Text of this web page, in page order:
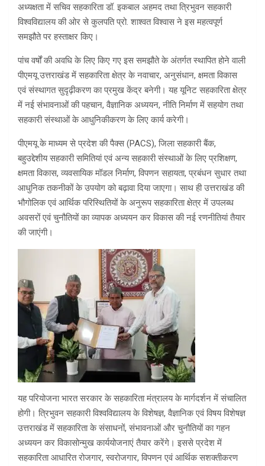
अध्यक्षता में सचिव सहकारिता डॉ. इकबाल अहमद तथा त्रिभुवन सहकारी
विश्वविद्यालय की ओर से कुलपति प्रो. शाश्वत विश्वास ने इस महत्वपूर्ण
समझौते पर हस्ताक्षर किए।
पांच वर्षों की अवधि के लिए किए गए इस समझौते के अंतर्गत स्थापित होने वाली
पीएमयू उत्तराखंड में सहकारिता क्षेत्र के नवाचार, अनुसंधान, क्षमता विकास
एवं संस्थागत सुदृढ़ीकरण का प्रमुख केंद्र बनेगी। यह यूनिट सहकारिता क्षेत्र
में नई संभावनाओं की पहचान, वैज्ञानिक अध्ययन, नीति निर्माण में सहयोग तथा
सहकारी संस्थाओं के आधुनिकीकरण के लिए कार्य करेगी।
पीएमयू के माध्यम से प्रदेश की पैक्स (PACS), जिला सहकारी बैंक,
बहुउद्देशीय सहकारी समितियां एवं अन्य सहकारी संस्थाओं के लिए प्रशिक्षण,
क्षमता विकास, व्यवसायिक मॉडल निर्माण, विपणन सहायता, प्रबंधन सुधार तथा
आधुनिक तकनीकों के उपयोग को बढ़ावा दिया जाएगा। साथ ही उत्तराखंड की
भौगोलिक एवं आर्थिक परिस्थितियों के अनुरूप सहकारिता क्षेत्र में उपलब्ध
अवसरों एवं चुनौतियों का व्यापक अध्ययन कर विकास की नई रणनीतियां तैयार
की जाएंगी।
यह परियोजना भारत सरकार के सहकारिता मंत्रालय के मार्गदर्शन में संचालित
होगी। त्रिभुवन सहकारी विश्वविद्यालय के विशेषज्ञ, वैज्ञानिक एवं विषय विशेषज्ञ
उत्तराखंड में सहकारिता के संसाधनों, संभावनाओं और चुनौतियों का गहन
अध्ययन कर विकासोन्मुख कार्ययोजनाएं तैयार करेंगे। इससे प्रदेश में
सहकारिता आधारित रोजगार, स्वरोजगार, विपणन एवं आर्थिक सशक्तीकरण